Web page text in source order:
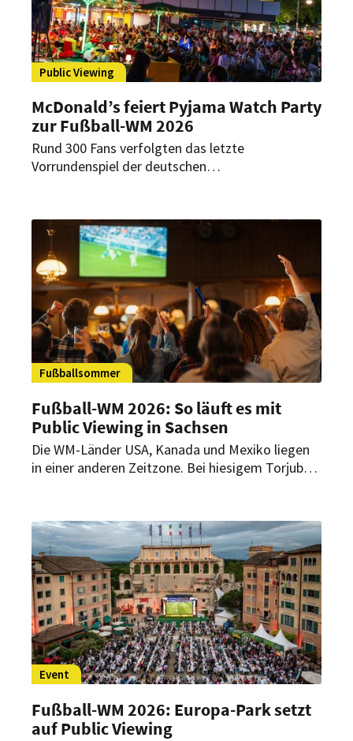
für das Turnier wagt.
Public Viewing
McDonald’s feiert Pyjama Watch Party
zur Fußball-WM 2026
Rund 300 Fans verfolgten das letzte
Vorrundenspiel der deutschen
setzte auf Public Viewing mit Pyjama-Motto,
Getränke-Refills und prominenter Fußball-
Expertise.
Fußballsommer
Fußball-WM 2026: So läuft es mit
Public Viewing in Sachsen
Die WM-Länder USA, Kanada und Mexiko liegen
in einer anderen Zeitzone. Bei hiesigem Torjubel
Event
Fußball-WM 2026: Europa-Park setzt
auf Public Viewing